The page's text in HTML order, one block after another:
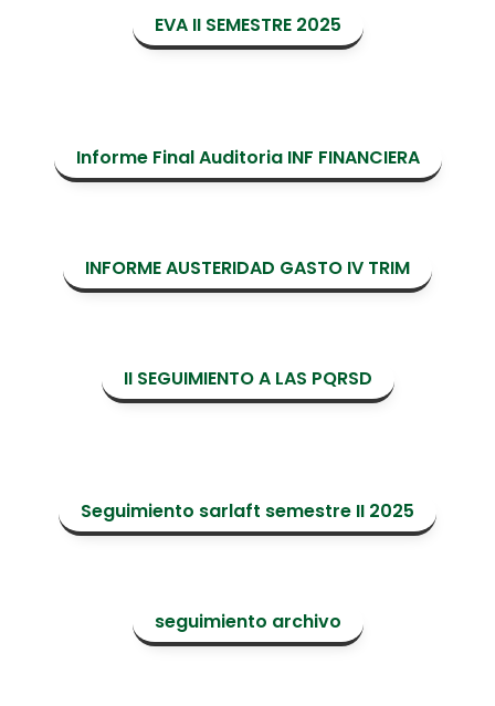
EVA II SEMESTRE 2025
Informe Final Auditoria INF FINANCIERA
INFORME AUSTERIDAD GASTO IV TRIM
II SEGUIMIENTO A LAS PQRSD
Seguimiento sarlaft semestre II 2025
seguimiento archivo